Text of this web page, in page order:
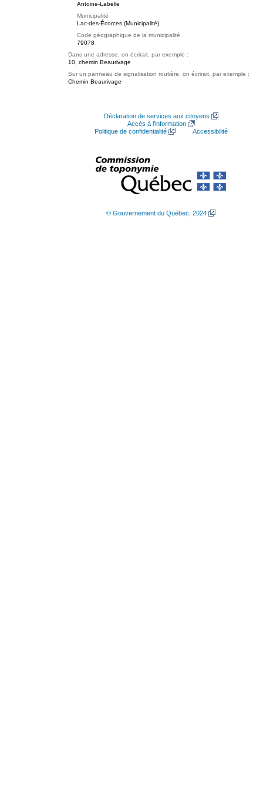
Antoine-Labelle
Municipalité
Lac-des-Écorces (Municipalité)
Code géographique de la municipalité
79078
Dans une adresse, on écrirait, par exemple :
10, chemin Beaurivage
Sur un panneau de signalisation routière, on écrirait, par exemple :
Chemin Beaurivage
Déclaration de services aux citoyens
Accès à l’information
Politique de confidentialité
Accessibilité
© Gouvernement du Québec, 2024